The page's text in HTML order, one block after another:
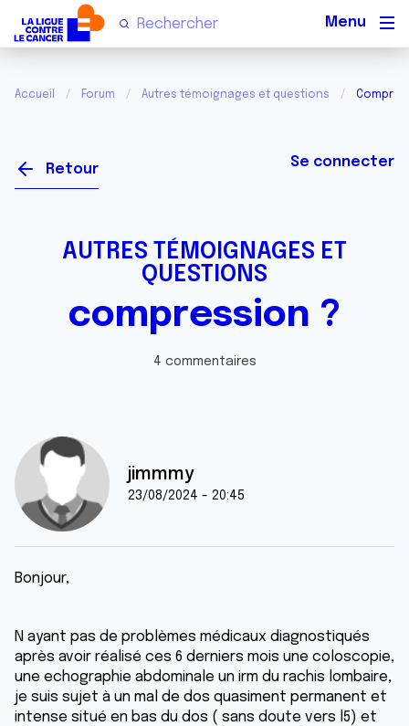
Accueil Forum Autres témoignages et questions
Retour Se connecter
AUTRES TÉMOIGNAGES ET
QUESTIONS
compression ?
4 commentaires
jimmmy
23/08/2024 - 20:45
Bonjour,
N ayant pas de problèmes médicaux diagnostiqués
après avoir réalisé ces 6 derniers mois une coloscopie,
une echographie abdominale un irm du rachis lombaire,
je suis sujet à un mal de dos quasiment permanent et
intense situé en bas du dos ( sans doute vers l5) et